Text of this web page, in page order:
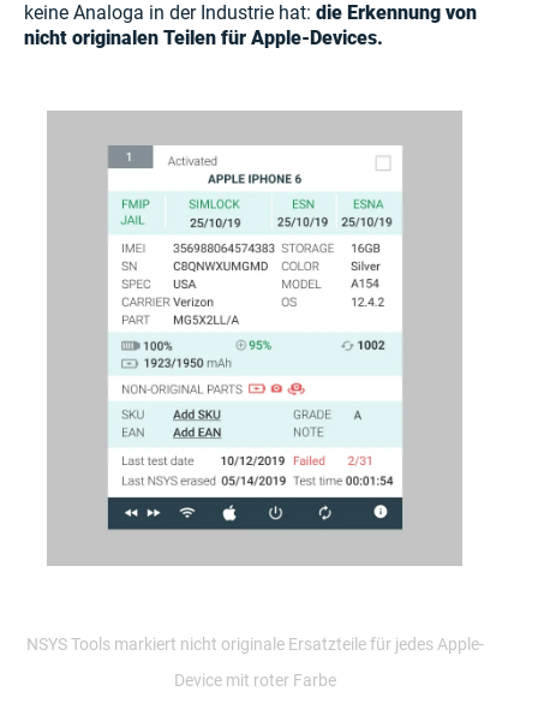
keine Analoga in der Industrie hat: die Erkennung von
nicht originalen Teilen für Apple-Devices.
NSYS Tools markiert nicht originale Ersatzteile für jedes Apple-
Device mit roter Farbe